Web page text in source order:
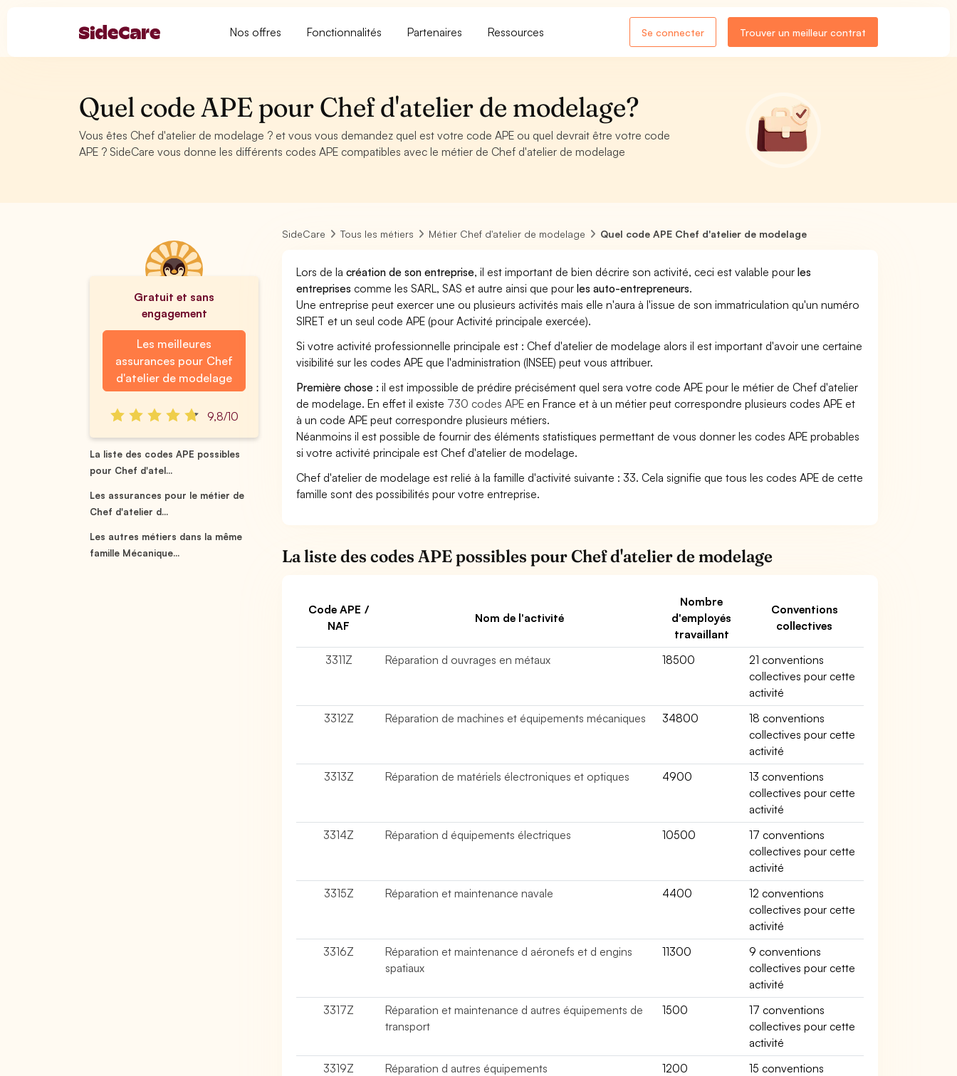
Nos offres Fonctionnalités Partenaires Ressources Se connecter Trouver un meilleur contrat
Quel code APE pour Chef d'atelier de modelage?
Vous êtes Chef d'atelier de modelage ? et vous vous demandez quel est votre code APE ou quel devrait être votre code
APE ? SideCare vous donne les différents codes APE compatibles avec le métier de Chef d'atelier de modelage
Gratuit et sans
engagement
Les meilleures
assurances pour Chef
d'atelier de modelage
9,8/10
La liste des codes APE possibles
pour Chef d'atel...
Les assurances pour le métier de
Chef d'atelier d...
Les autres métiers dans la même
famille Mécanique...
SideCare Tous les métiers Métier Chef d'atelier de modelage Quel code APE Chef d'atelier de modelage
Lors de lacréation de son entreprise, il est important de bien décrire son activité, ceci est valable pourles
entreprises comme les SARL, SAS et autre ainsi que pourles auto-entrepreneurs.
Une entreprise peut exercer une ou plusieurs activités mais elle n'aura à l'issue de son immatriculation qu'un numéro
SIRET et un seul code APE (pour Activité principale exercée).
Si votre activité professionnelle principale est : Chef d'atelier de modelage alors il est important d'avoir une certaine
visibilité sur les codes APE que l'administration (INSEE) peut vous attribuer.
Première chose : il est impossible de prédire précisément quel sera votre code APE pour le métier de Chef d'atelier
de modelage. En effet il existe 730 codes APE en France et à un métier peut correspondre plusieurs codes APE et
à un code APE peut correspondre plusieurs métiers.
Néanmoins il est possible de fournir des éléments statistiques permettant de vous donner les codes APE probables
si votre activité principale est Chef d'atelier de modelage.
Chef d'atelier de modelage est relié à la famille d'activité suivante : 33. Cela signifie que tous les codes APE de cette
famille sont des possibilités pour votre entreprise.
La liste des codes APE possibles pour Chef d'atelier de modelage
Code APE /
NAF
Nom de l'activité
Nombre
d'employés
travaillant
Conventions
collectives
3311Z Réparation d ouvrages en métaux 18500
21 conventions
collectives pour cette
activité
3312Z
Réparation de machines et équipements mécaniques 34800
18 conventions
collectives pour cette
activité
3313Z
Réparation de matériels électroniques et optiques 4900
13 conventions
collectives pour cette
activité
3314Z
Réparation d équipements électriques 10500
17 conventions
collectives pour cette
activité
3315Z
Réparation et maintenance navale 4400
12 conventions
collectives pour cette
activité
3316Z
Réparation et maintenance d aéronefs et d engins
spatiaux
11300
9 conventions
collectives pour cette
activité
3317Z
Réparation et maintenance d autres équipements de
transport
1500
17 conventions
collectives pour cette
activité
3319Z
Réparation d autres équipements 1200
15 conventions